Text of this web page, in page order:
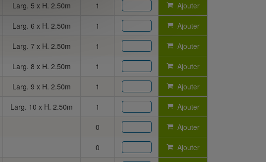
Larg. 5 x H. 2.50m 1 Ajouter
Larg. 6 x H. 2.50m 1 Ajouter
Larg. 7 x H. 2.50m 1 Ajouter
Larg. 8 x H. 2.50m 1 Ajouter
Larg. 9 x H. 2.50m 1 Ajouter
Larg. 10 x H. 2.50m 1 Ajouter
0 Ajouter
0 Ajouter